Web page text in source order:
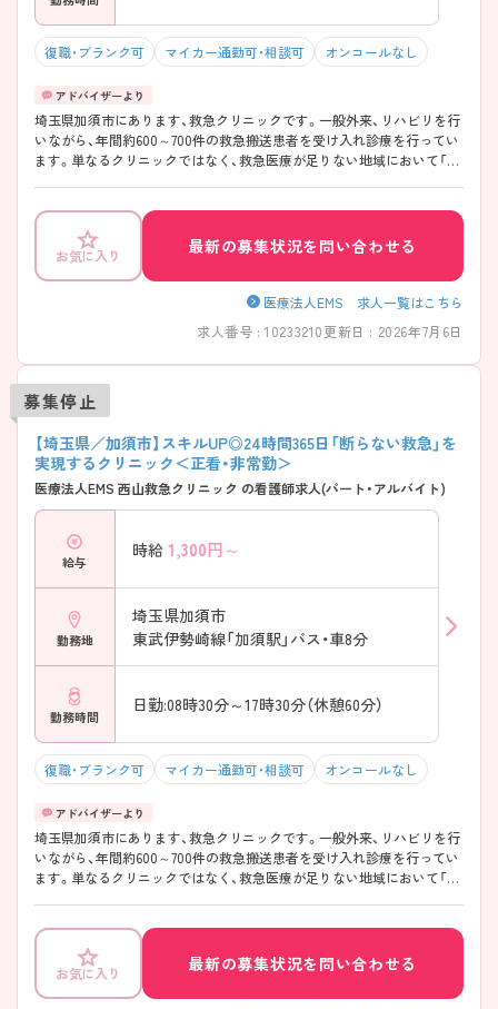
復職・ブランク可 マイカー通勤可・相談可 オンコールなし
埼玉県加須市にあります、救急クリニックです。一般外来、リハビリを行
いながら、年間約600～700件の救急搬送患者を受け入れ診療を行ってい
ます。単なるクリニックではなく、救急医療が足りない地域において「断
護師さんに特にオススメです！ ご興味おありの方は是非お問い合わせく
ださい♪
お気に入り
最新の募集状況を問い合わせる
医療法人EMS 求人一覧はこちら
求人番号 : 10233210更新日 : 2026年7月6日
募集停止
【埼玉県／加須市】スキルUP◎24時間365日「断らない救急」を
実現するクリニック＜正看・非常勤＞
医療法人EMS 西山救急クリニック の看護師求人(パート・アルバイト)
給与
時給 1,300円～
勤務地
埼玉県加須市
東武伊勢崎線「加須駅」バス・車8分
勤務時間
日勤:08時30分～17時30分（休憩60分）
復職・ブランク可 マイカー通勤可・相談可 オンコールなし
埼玉県加須市にあります、救急クリニックです。一般外来、リハビリを行
いながら、年間約600～700件の救急搬送患者を受け入れ診療を行ってい
ます。単なるクリニックではなく、救急医療が足りない地域において「断
護師さんに特にオススメです！ ご興味おありの方は是非お問い合わせく
ださい♪
お気に入り
最新の募集状況を問い合わせる